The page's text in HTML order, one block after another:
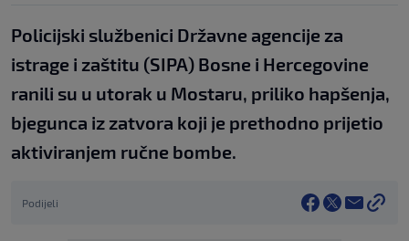
Policijski službenici Državne agencije za
istrage i zaštitu (SIPA) Bosne i Hercegovine
ranili su u utorak u Mostaru, priliko hapšenja,
bjegunca iz zatvora koji je prethodno prijetio
aktiviranjem ručne bombe.
Podijeli